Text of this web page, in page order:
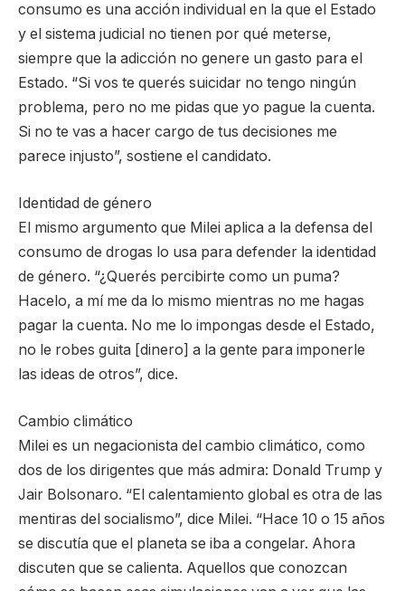
consumo es una acción individual en la que el Estado
y el sistema judicial no tienen por qué meterse,
siempre que la adicción no genere un gasto para el
Estado. “Si vos te querés suicidar no tengo ningún
problema, pero no me pidas que yo pague la cuenta.
Si no te vas a hacer cargo de tus decisiones me
parece injusto”, sostiene el candidato.
Identidad de género
El mismo argumento que Milei aplica a la defensa del
consumo de drogas lo usa para defender la identidad
de género. “¿Querés percibirte como un puma?
Hacelo, a mí me da lo mismo mientras no me hagas
pagar la cuenta. No me lo impongas desde el Estado,
no le robes guita [dinero] a la gente para imponerle
las ideas de otros”, dice.
Cambio climático
Milei es un negacionista del cambio climático, como
dos de los dirigentes que más admira: Donald Trump y
Jair Bolsonaro. “El calentamiento global es otra de las
mentiras del socialismo”, dice Milei. “Hace 10 o 15 años
se discutía que el planeta se iba a congelar. Ahora
discuten que se calienta. Aquellos que conozcan